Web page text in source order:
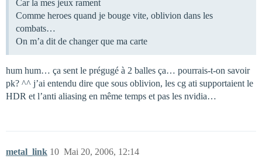
Car la mes jeux rament
Comme heroes quand je bouge vite, oblivion dans les
combats…
On m’a dit de changer que ma carte
hum hum… ça sent le prégugé à 2 balles ça… pourrais-t-on savoir
pk? ^^ j’ai entendu dire que sous oblivion, les cg ati supportaient le
HDR et l’anti aliasing en même temps et pas les nvidia…
metal_link Mai 20, 2006, 12:14
10